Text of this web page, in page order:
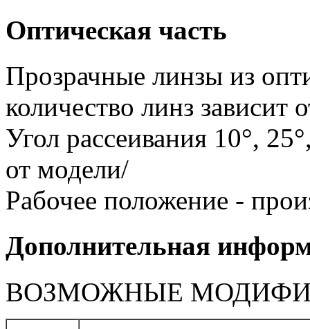
Оптическая часть
Прозрачные линзы из
количество линз зависит
Угол рассеивания 10°,
от модели/
Рабочее положение -
Дополнительная
ВОЗМОЖНЫЕ